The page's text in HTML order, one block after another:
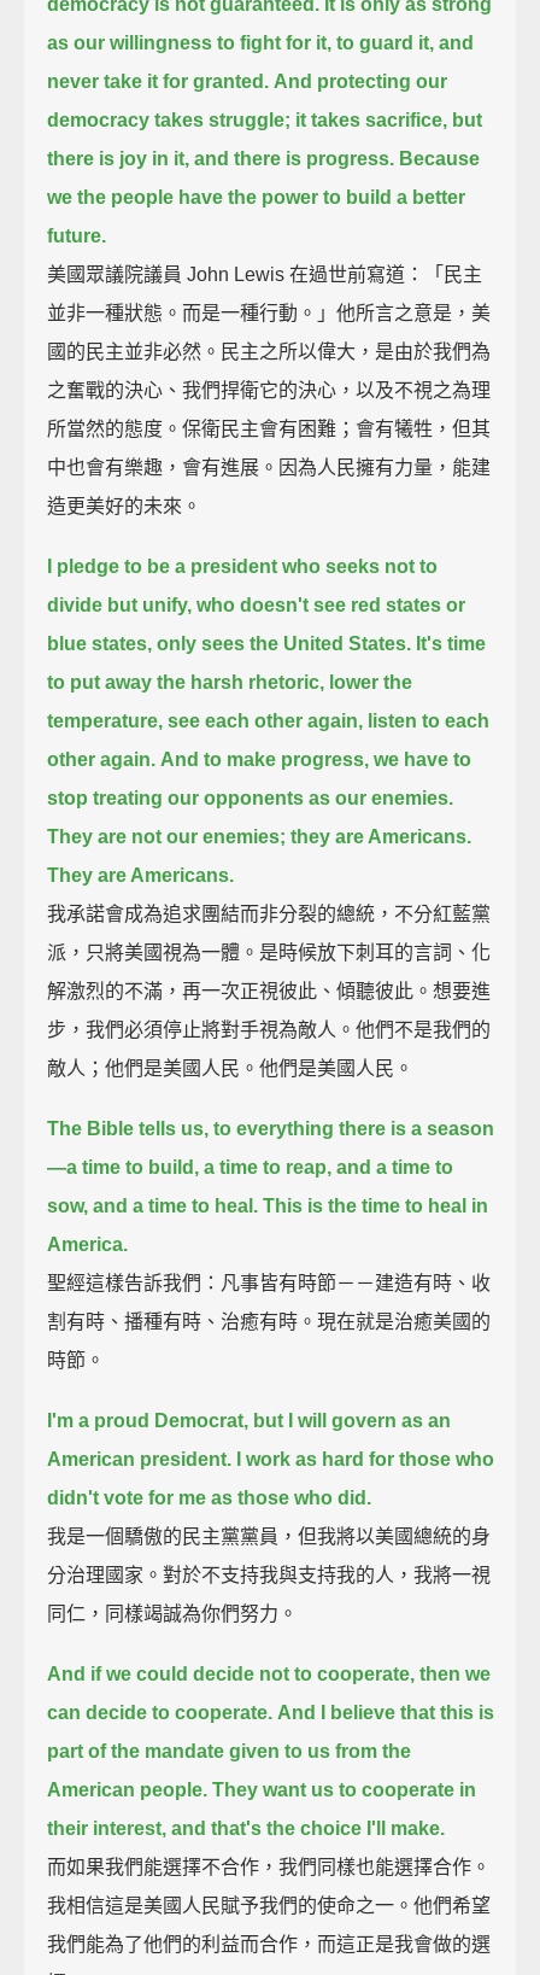
as our willingness to fight for it, to guard it, and
never take it for granted. And protecting our
democracy takes struggle; it takes sacrifice, but
there is joy in it, and there is progress. Because
we the people have the power to build a better
future.
美國眾議院議員 John Lewis 在過世前寫道：「民主
並非一種狀態。而是一種行動。」他所言之意是，美
國的民主並非必然。民主之所以偉大，是由於我們為
之奮戰的決心、我們捍衛它的決心，以及不視之為理
所當然的態度。保衛民主會有困難；會有犧牲，但其
中也會有樂趣，會有進展。因為人民擁有力量，能建
造更美好的未來。
I pledge to be a president who seeks not to
divide but unify, who doesn't see red states or
blue states, only sees the United States. It's time
to put away the harsh rhetoric, lower the
temperature, see each other again, listen to each
other again. And to make progress, we have to
stop treating our opponents as our enemies.
They are not our enemies; they are Americans.
They are Americans.
我承諾會成為追求團結而非分裂的總統，不分紅藍黨
派，只將美國視為一體。是時候放下刺耳的言詞、化
解激烈的不滿，再一次正視彼此、傾聽彼此。想要進
步，我們必須停止將對手視為敵人。他們不是我們的
敵人；他們是美國人民。他們是美國人民。
The Bible tells us, to everything there is a season
—a time to build, a time to reap, and a time to
sow, and a time to heal. This is the time to heal in
America.
聖經這樣告訴我們：凡事皆有時節－－建造有時、收
割有時、播種有時、治癒有時。現在就是治癒美國的
時節。
I'm a proud Democrat, but I will govern as an
American president.
I work as hard for those who
didn't vote for me as those who did.
我是一個驕傲的民主黨黨員，但我將以美國總統的身
分治理國家。對於不支持我與支持我的人，我將一視
同仁，同樣竭誠為你們努力。
And if we could decide not to cooperate, then we
can decide to cooperate. And I believe that this is
part of the mandate given to us from the
American people. They want us to cooperate in
their interest, and that's the choice I'll make.
而如果我們能選擇不合作，我們同樣也能選擇合作。
我相信這是美國人民賦予我們的使命之一。他們希望
我們能為了他們的利益而合作，而這正是我會做的選